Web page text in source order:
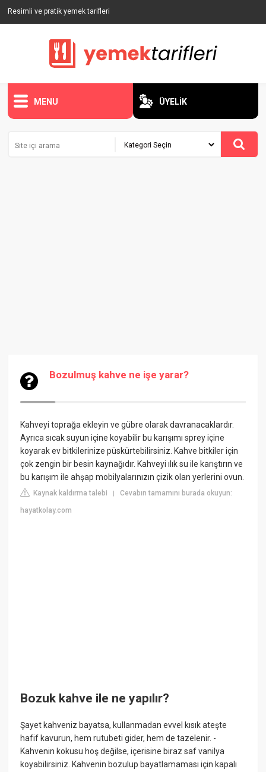
Resimli ve pratik yemek tarifleri
MENU ÜYELİK
Bozulmuş kahve ne işe yarar?
Kahveyi toprağa ekleyin ve gübre olarak davranacaklardır.
Ayrıca sıcak suyun içine koyabilir bu karışımı sprey içine
koyarak ev bitkilerinize püskürtebilirsiniz. Kahve bitkiler için
çok zengin bir besin kaynağıdır. Kahveyi ılık su ile karıştırın ve
bu karışım ile ahşap mobilyalarınızın çizik olan yerlerini ovun.
Kaynak kaldırma talebi |Cevabın tamamını burada okuyun:
hayatkolay.com
Bozuk kahve ile ne yapılır?
Şayet kahveniz bayatsa, kullanmadan evvel kısık ateşte
hafif kavurun, hem rutubeti gider, hem de tazelenir. -
Kahvenin kokusu hoş değilse, içerisine biraz saf vanilya
koyabilirsiniz. Kahvenin bozulup bayatlamaması için kapalı